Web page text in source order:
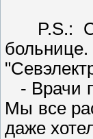
P.S.:
- Врачи
Мы все
даже